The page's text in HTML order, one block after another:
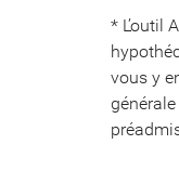
* L’outil
vous y